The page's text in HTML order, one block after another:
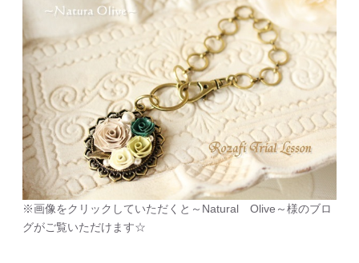
※画像をクリックしていただくと～Natural Olive～様のブロ
グがご覧いただけます☆